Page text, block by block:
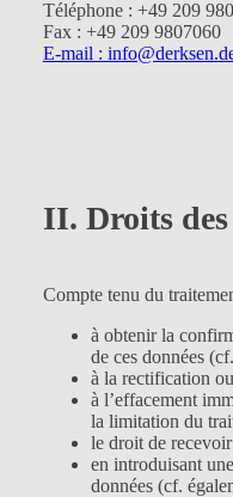
Téléphone : +49 209
Fax : +49 209 9807060
E-mail :
II. Droits des
Compte tenu du
à obtenir la
de ces données
à la rectification
à l’effacement
la limitation du
le droit de
en introduisant
données (cf.